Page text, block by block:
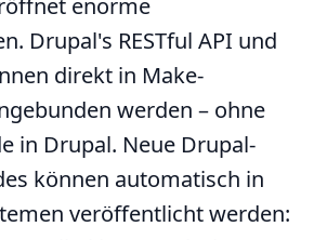
enorme
Drupal's RESTful API und
direkt in Make-
werden – ohne
in Drupal. Neue Drupal-
können automatisch in
veröffentlicht werden: